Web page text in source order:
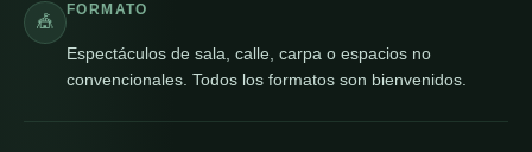
🎪
FORMATO
Espectáculos de sala, calle, carpa o espacios no
convencionales. Todos los formatos son bienvenidos.